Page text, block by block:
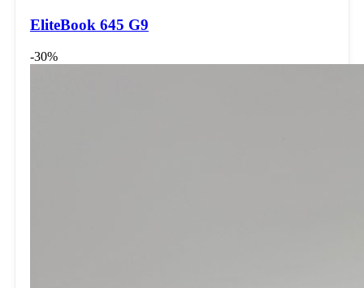
EliteBook 645 G9
-30%